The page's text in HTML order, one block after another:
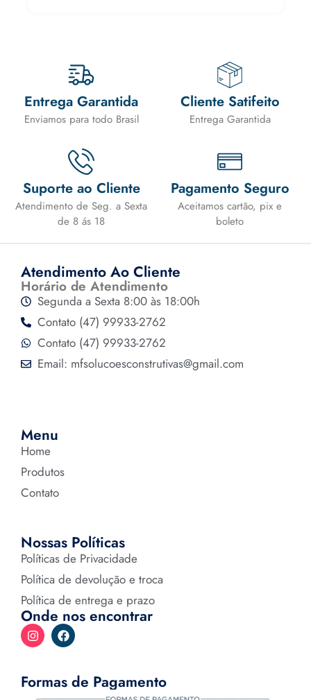
Entrega Garantida
Enviamos para todo Brasil
Cliente Satifeito
Entrega Garantida
Suporte ao Cliente
Atendimento de Seg. a Sexta
de 8 ás 18
Pagamento Seguro
Aceitamos cartão, pix e
boleto
Atendimento Ao Cliente
Horário de Atendimento
Segunda a Sexta 8:00 às 18:00h
Contato (47) 99933-2762
Contato (47) 99933-2762
Email: mfsolucoesconstrutivas@gmail.com
Menu
Home
Produtos
Contato
Nossas Políticas
Políticas de Privacidade
Política de devolução e troca
Política de entrega e prazo
Onde nos encontrar
Formas de Pagamento